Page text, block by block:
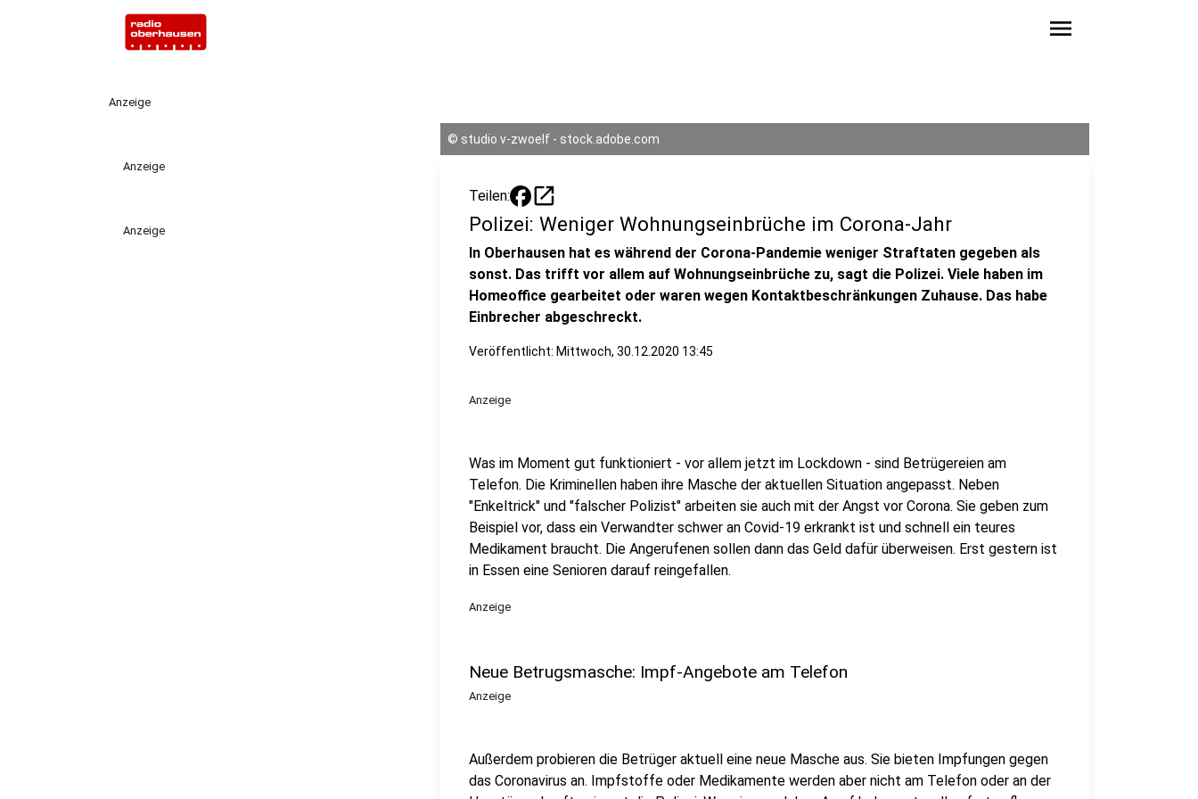
menu
Anzeige
Anzeige
Anzeige
© studio v-zwoelf - stock.adobe.com
Teilen: open_in_new
Polizei: Weniger Wohnungseinbrüche im Corona-Jahr
In Oberhausen hat es während der Corona-Pandemie weniger Straftaten gegeben als
sonst. Das trifft vor allem auf Wohnungseinbrüche zu, sagt die Polizei. Viele haben im
Homeoffice gearbeitet oder waren wegen Kontaktbeschränkungen Zuhause. Das habe
Einbrecher abgeschreckt.
Veröffentlicht: Mittwoch, 30.12.2020 13:45
Anzeige
Was im Moment gut funktioniert - vor allem jetzt im Lockdown - sind Betrügereien am
Telefon. Die Kriminellen haben ihre Masche der aktuellen Situation angepasst. Neben
"Enkeltrick" und "falscher Polizist" arbeiten sie auch mit der Angst vor Corona. Sie geben zum
Beispiel vor, dass ein Verwandter schwer an Covid-19 erkrankt ist und schnell ein teures
Medikament braucht. Die Angerufenen sollen dann das Geld dafür überweisen. Erst gestern ist
in Essen eine Senioren darauf reingefallen.
Anzeige
Neue Betrugsmasche: Impf-Angebote am Telefon
Anzeige
Außerdem probieren die Betrüger aktuell eine neue Masche aus. Sie bieten Impfungen gegen
das Coronavirus an. Impfstoffe oder Medikamente werden aber nicht am Telefon oder an der